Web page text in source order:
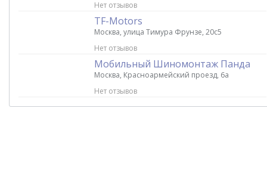
Нет отзывов
TF-Motors
Москва, улица Тимура Фрунзе, 20с5
Нет отзывов
Мобильный Шиномонтаж Панда
Москва, Красноармейский проезд, 6а
Нет отзывов